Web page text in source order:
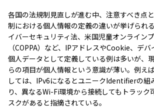
各国の法規制見直しが進む中、注意すべき点
制における個人情報の定義の違いが挙げられ
イバーセキュリティ法、米国児童オンライン
（COPPA）など、IPアドレスやCookie、デ
個人データとして定義している例は多いが、
らの項目が個人情報という意識が薄い。例え
しては、IPv6になるとユニークIdentifierの組
り、異なるWi-Fi環境から接続してもトラック
スクがあると指摘されている。